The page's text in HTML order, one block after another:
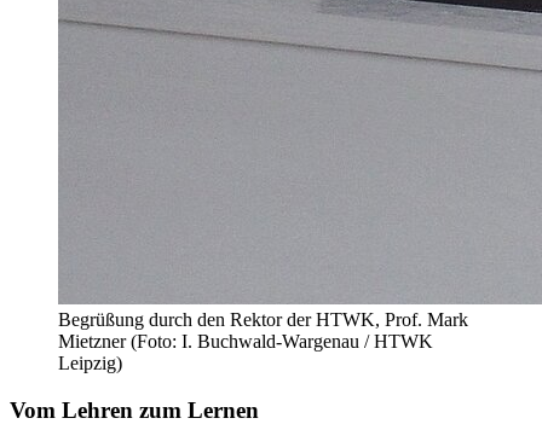
Begrüßung durch den Rektor der HTWK, Prof. Mark
Mietzner (Foto: I. Buchwald-Wargenau / HTWK
Leipzig)
Vom Lehren zum Lernen